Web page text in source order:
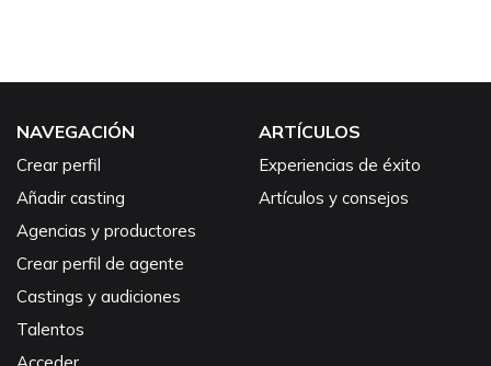
NAVEGACIÓN
Crear perfil
Añadir casting
Agencias y productores
Crear perfil de agente
Castings y audiciones
Talentos
Acceder
ARTÍCULOS
Experiencias de éxito
Artículos y consejos